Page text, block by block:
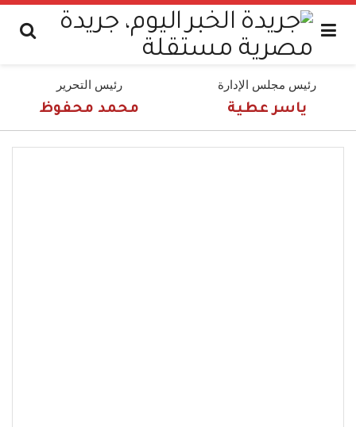
رئيس مجلس الإدارة
ياسر عطية
رئيس التحرير
محمد محفوظ